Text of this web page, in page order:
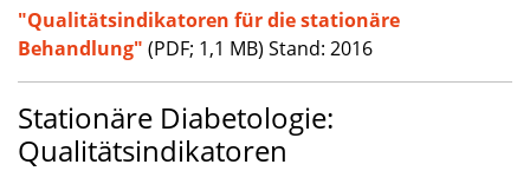
"Qualitätsindikatoren für die stationäre
Behandlung" (PDF; 1,1 MB) Stand: 2016
Stationäre Diabetologie:
Qualitätsindikatoren